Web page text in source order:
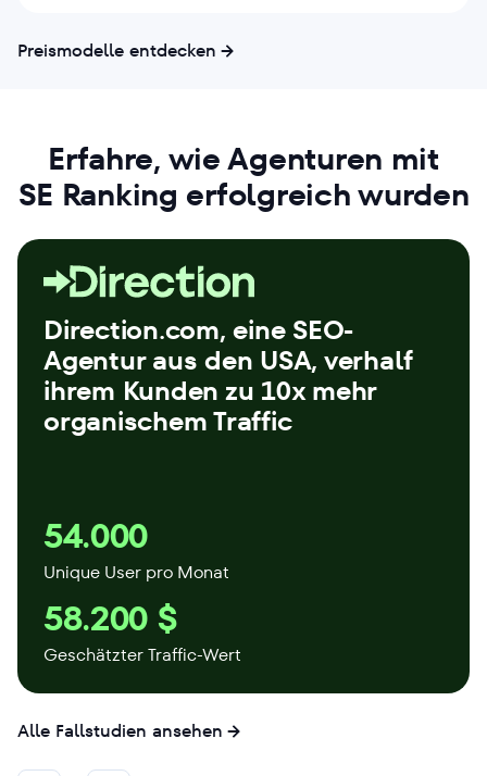
Preismodelle entdecken
Erfahre, wie Agenturen mit
SE Ranking erfolgreich wurden
Direction.com, eine SEO-
Agentur aus den USA, verhalf
ihrem Kunden zu 10x mehr
organischem Traffic
54.000
Unique User pro Monat
58.200 $
Geschätzter Traffic-Wert
Alle Fallstudien ansehen